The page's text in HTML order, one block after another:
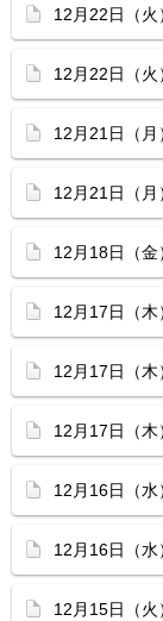
12月22日（火
12月22日（
12月21日（
12月21日（
12月18日（
12月17日（
12月17日（
12月17日（
12月16日（
12月16日（
12月15日（火